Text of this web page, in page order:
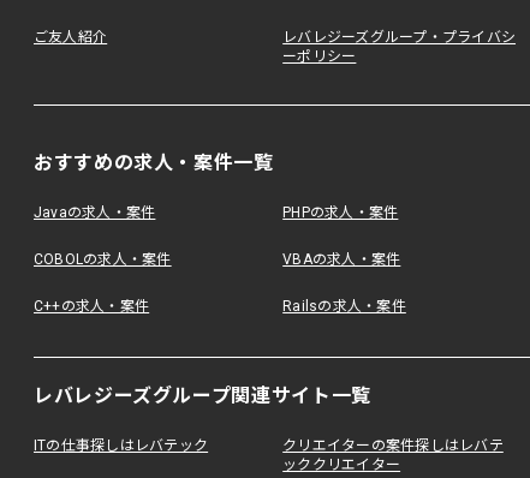
ご友人紹介
レバレジーズグループ・プライバシ
ーポリシー
おすすめの求人・案件一覧
Javaの求人・案件 PHPの求人・案件
COBOLの求人・案件 VBAの求人・案件
C++の求人・案件 Railsの求人・案件
レバレジーズグループ関連サイト一覧
ITの仕事探しはレバテック
クリエイターの案件探しはレバテ
ッククリエイター